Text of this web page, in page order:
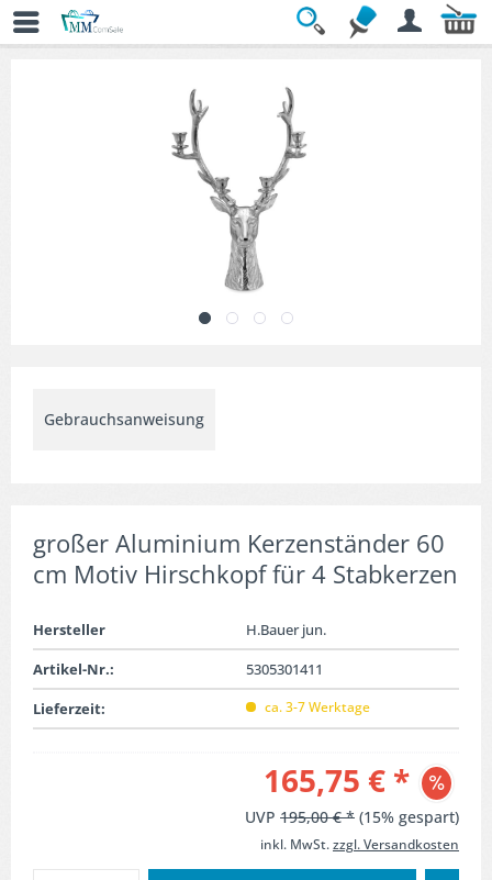
Übersicht » Kerzenständer & Leuchter
Gebrauchsanweisung
großer Aluminium Kerzenständer 60
cm Motiv Hirschkopf für 4 Stabkerzen
Hersteller
H.Bauer jun.
Artikel-Nr.:
5305301411
Lieferzeit:
ca. 3-7 Werktage
165,75 € *
UVP 195,00 € * (15% gespart)
inkl. MwSt.zzgl. Versandkosten